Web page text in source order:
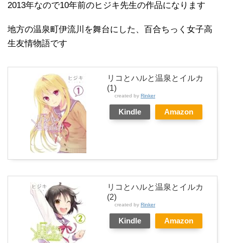
2013年なので10年前のヒジキ先生の作品になります
地方の温泉町伊流川を舞台にした、百合ちっく女子高
生友情物語です
リコとハルと温泉とイルカ
(1)
created by Rinker
Kindle Amazon
リコとハルと温泉とイルカ
(2)
created by Rinker
Kindle Amazon